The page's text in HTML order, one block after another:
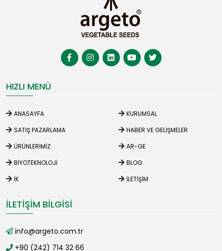
HIZLI MENÜ
ANASAYFA
KURUMSAL
SATIŞ PAZARLAMA
HABER VE GELIŞMELER
ÜRÜNLERIMIZ
AR-GE
BIYOTEKNOLOJI
BLOG
İK
İLETIŞIM
İLETIŞIM BILGISI
info@argeto.com.tr
+90 (242) 714 32 66